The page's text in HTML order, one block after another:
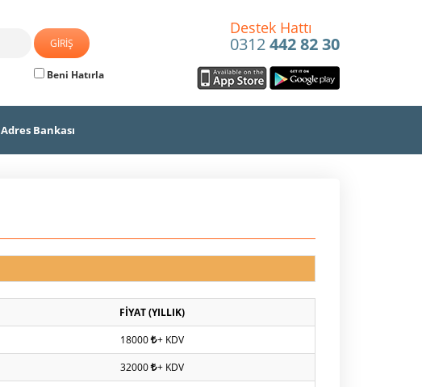
Beni Hatırla
Destek Hattı
0312442 82 30
Adres Bankası
FİYAT (YILLIK)
18000 + KDV
32000 + KDV